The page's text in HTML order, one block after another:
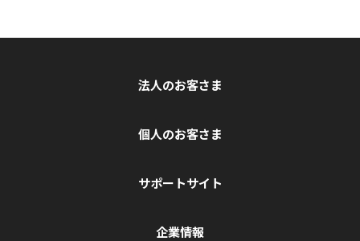
法人のお客さま
個人のお客さま
サポートサイト
企業情報